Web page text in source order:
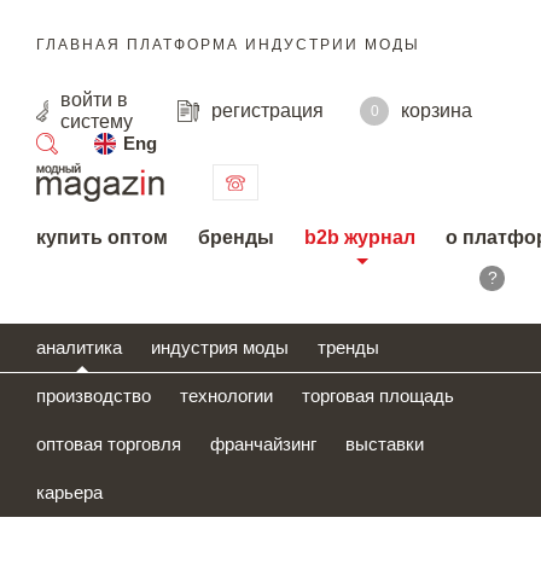
ГЛАВНАЯ ПЛАТФОРМА ИНДУСТРИИ МОДЫ
войти в
систему
регистрация 0
корзина
Eng
поиск
купить оптом бренды b2b журнал о
?
аналитика индустрия моды тренды
производство технологии торговая площадь
оптовая торговля франчайзинг выставки
карьера